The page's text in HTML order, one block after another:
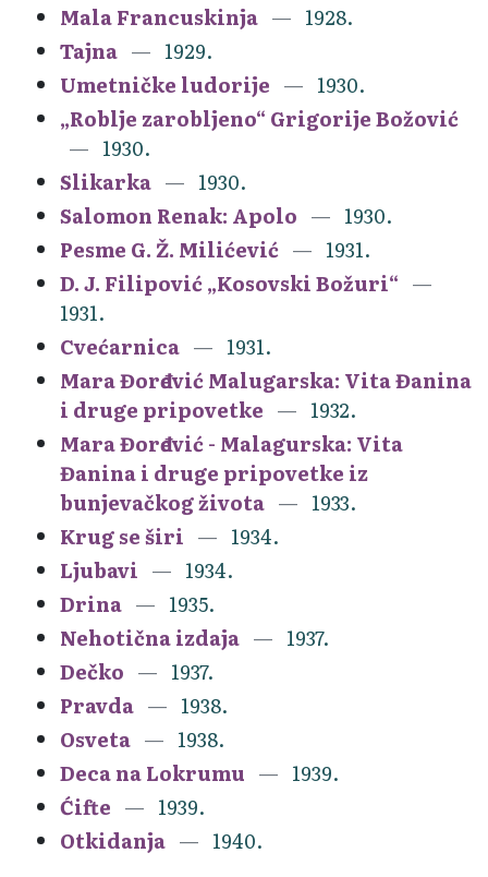
Mala Francuskinja
1928.
Tajna
1929.
Umetničke ludorije
1930.
„Roblje zarobljeno“ Grigorije Božović
1930.
Slikarka
1930.
Salomon Renak: Apolo
1930.
Pesme G. Ž. Milićević
1931.
D. J. Filipović „Kosovski Božuri“
1931.
Cvećarnica
1931.
Mara Đorđević Malugarska: Vita Đanina
i druge pripovetke
1932.
Mara Đorđević - Malagurska: Vita
Đanina i druge pripovetke iz
bunjevačkog života
1933.
Krug se širi
1934.
Ljubavi
1934.
Drina
1935.
Nehotična izdaja
1937.
Dečko
1937.
Pravda
1938.
Osveta
1938.
Deca na Lokrumu
1939.
Ćifte
1939.
Otkidanja
1940.